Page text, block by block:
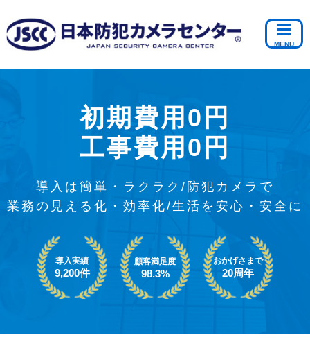
初期費用0円
工事費用0円
導入は簡単・ラクラク/防犯カメラで
業務の見える化・効率化/生活を安心・安全に
導入実績
9,200件
顧客満足度
98.3%
おかげさまで
20周年